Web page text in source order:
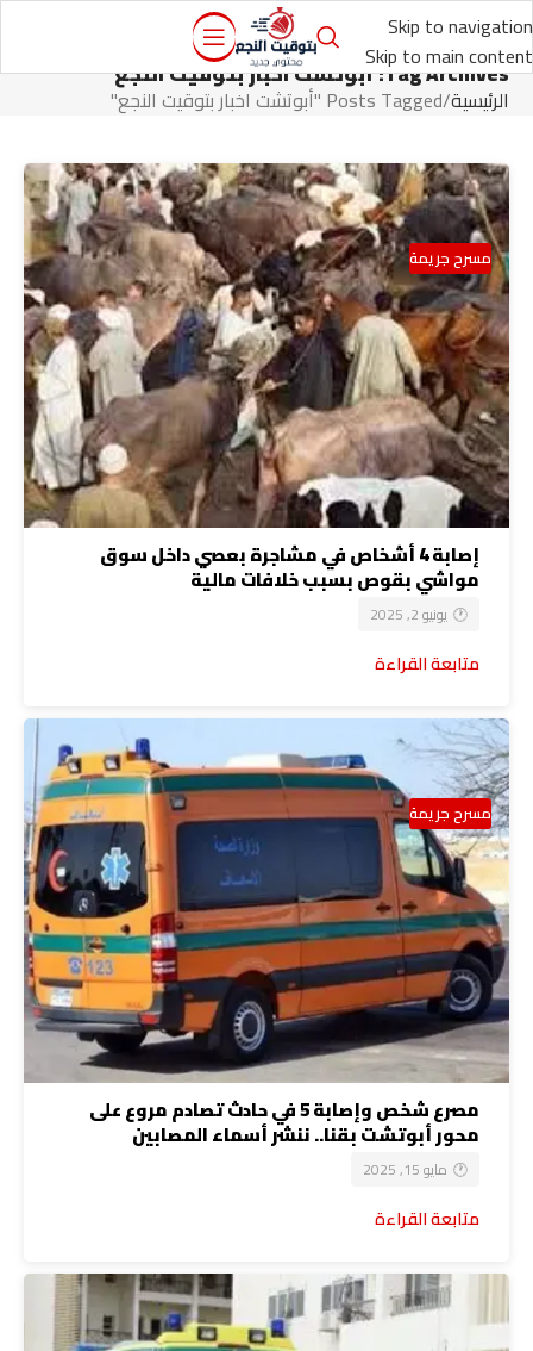
Skip to navigation
Skip to main content
Tag Archives: أبوتشت اخبار بتوقيت النجع
الرئيسية Posts Tagged "أبوتشت اخبار بتوقيت النجع"
مسرح جريمة
إصابة 4 أشخاص في مشاجرة بعصي داخل سوق
مواشي بقوص بسبب خلافات مالية
يونيو 2, 2025
متابعة القراءة
مسرح جريمة
مصرع شخص وإصابة 5 في حادث تصادم مروع على
محور أبوتشت بقنا.. ننشر أسماء المصابين
مايو 15, 2025
متابعة القراءة